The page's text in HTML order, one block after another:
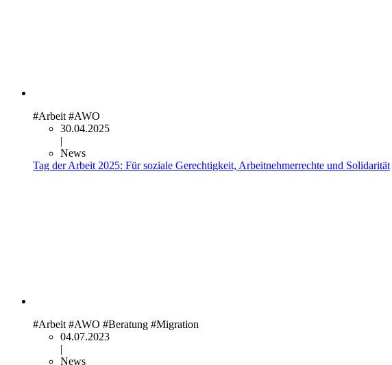
#Arbeit #AWO
30.04.2025
|
News
Tag der Arbeit 2025: Für soziale Gerechtigkeit, Arbeitnehmerrechte und Solidarität
#Arbeit #AWO #Beratung #Migration
04.07.2023
|
News